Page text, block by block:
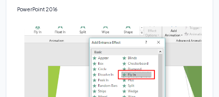
PowerPoint 2016